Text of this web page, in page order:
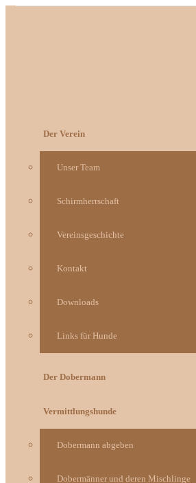
Der Verein
Unser Team
Schirmherrschaft
Vereinsgeschichte
Kontakt
Downloads
Links für Hunde
Der Dobermann
Vermittlungshunde
Dobermann abgeben
Dobermänner und deren Mischlinge